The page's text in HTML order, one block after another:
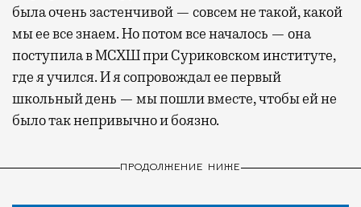
была очень застенчивой — совсем не такой, какой
мы ее все знаем. Но потом все началось — она
поступила в МСХШ при Суриковском институте,
где я учился. И я сопровождал ее первый
школьный день — мы пошли вместе, чтобы ей не
было так непривычно и боязно.
ПРОДОЛЖЕНИЕ НИЖЕ